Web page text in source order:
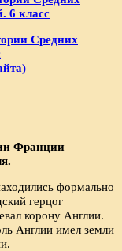
6 класс
Средних
Франции
формально
герцог
корону Англии.
Англии имел земли